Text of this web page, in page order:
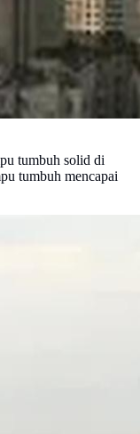
tumbuh solid di
tumbuh mencapai